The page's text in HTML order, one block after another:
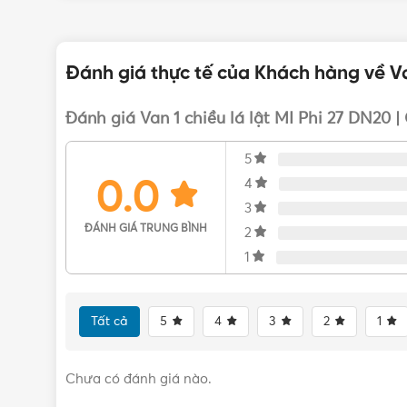
Đánh giá thực tế của Khách hàng về
Đánh giá Van 1 chiều lá lật MI Phi 27 DN20
0.0
ĐÁNH GIÁ TRUNG BÌNH
5
4
3
2
1
Tất cả 5 4 3 2 1
Chưa có đánh giá nào.